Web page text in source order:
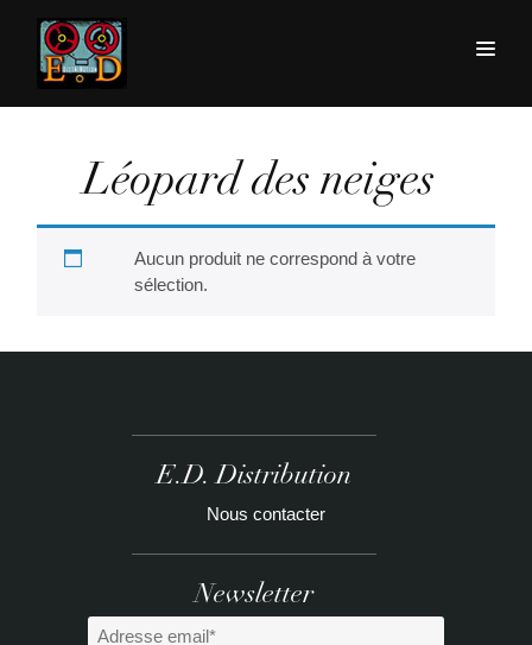
Léopard des neiges
Aucun produit ne correspond à votre
sélection.
E.D. Distribution
Nous contacter
Newsletter